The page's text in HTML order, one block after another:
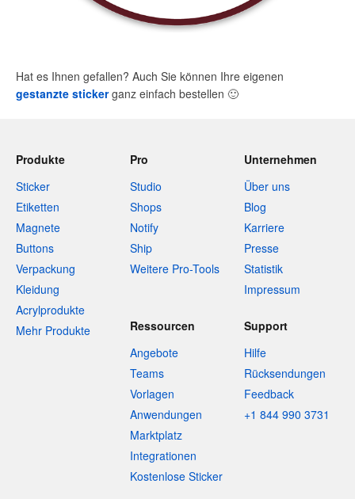
Hat es Ihnen gefallen? Auch Sie können Ihre eigenen
gestanzte stickerganz einfach bestellen 🙂
Produkte
Sticker
Etiketten
Magnete
Buttons
Verpackung
Kleidung
Acrylprodukte
Mehr Produkte
Pro
Studio
Shops
Notify
Ship
Weitere Pro-Tools
Unternehmen
Über uns
Blog
Karriere
Presse
Statistik
Impressum
Ressourcen
Angebote
Teams
Vorlagen
Anwendungen
Marktplatz
Integrationen
Kostenlose Sticker
Support
Hilfe
Rücksendungen
Feedback
+1 844 990 3731